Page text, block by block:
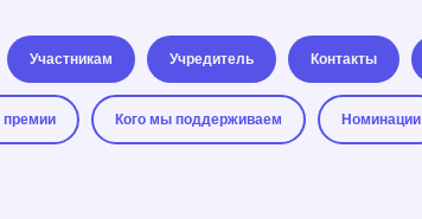
Участникам Учредитель Контакты
премии Кого мы поддерживаем Номинации